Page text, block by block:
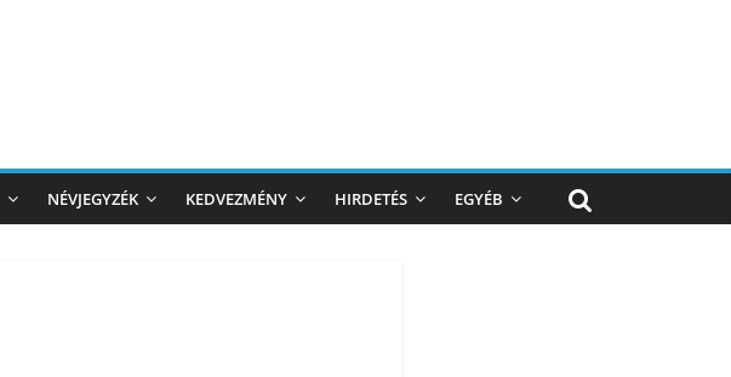
NÉVJEGYZÉK KEDVEZMÉNY HIRDETÉS EGYÉB